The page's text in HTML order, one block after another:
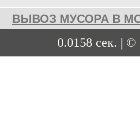
ВЫВОЗ МУСОРА В
0.0158 сек. | ©